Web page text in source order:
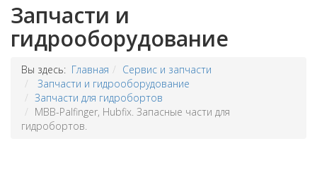
Запчасти и
гидрооборудование
Вы здесь: Главная
Сервис и запчасти
Запчасти и гидрооборудование
Запчасти для гидробортов
MBB-Palfinger, Hubfix. Запасные части для
гидробортов.